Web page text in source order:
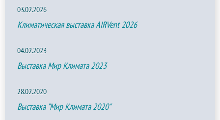
03.02.2026
Климатическая выставка AIRVent 2026
04.02.2023
Выставка Мир Климата 2023
28.02.2020
Выставка "Мир Климата 2020"